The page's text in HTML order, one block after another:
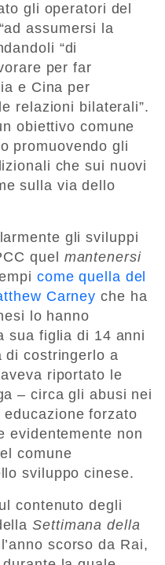
gli operatori del
assumersi la
“di
per far
e Cina per
relazioni bilaterali”.
obiettivo comune
promuovendo gli
che sui nuovi
sulla via dello
gli sviluppi
quel mantenersi
come quella del
Carney che ha
lo hanno
sua figlia di 14 anni
di costringerlo a
riportato le
– circa gli abusi nei
forzato
evidentemente non
comune
sviluppo cinese.
contenuto degli
Settimana della
scorso da Rai,